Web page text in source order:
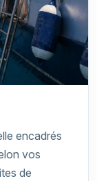
encadrés
vos
de